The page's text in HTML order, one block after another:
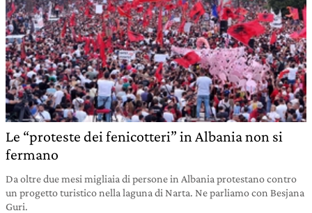
Le “proteste dei fenicotteri” in Albania non si
fermano
Da oltre due mesi migliaia di persone in Albania protestano contro
un progetto turistico nella laguna di Narta. Ne parliamo con Besjana
Guri.